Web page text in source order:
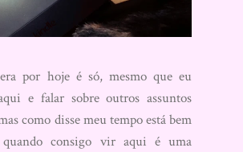
por hoje é só, mesmo que eu
e falar sobre outros assuntos
como disse meu tempo está bem
consigo vir aqui é uma